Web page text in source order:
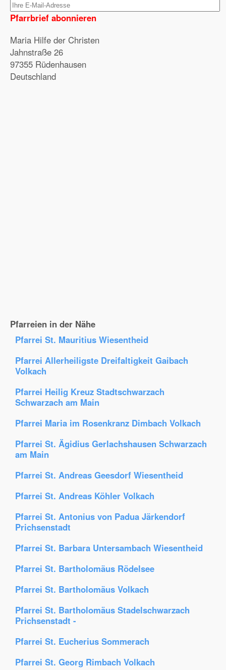
Pfarrbrief abonnieren
Maria Hilfe der Christen
Jahnstraße 26
97355 Rüdenhausen
Deutschland
Pfarreien in der Nähe
Pfarrei St. Mauritius Wiesentheid
Pfarrei Allerheiligste Dreifaltigkeit Gaibach
Volkach
Pfarrei Heilig Kreuz Stadtschwarzach
Schwarzach am Main
Pfarrei Maria im Rosenkranz Dimbach Volkach
Pfarrei St. Ägidius Gerlachshausen Schwarzach
am Main
Pfarrei St. Andreas Geesdorf Wiesentheid
Pfarrei St. Andreas Köhler Volkach
Pfarrei St. Antonius von Padua Järkendorf
Prichsenstadt
Pfarrei St. Barbara Untersambach Wiesentheid
Pfarrei St. Bartholomäus Rödelsee
Pfarrei St. Bartholomäus Volkach
Pfarrei St. Bartholomäus Stadelschwarzach
Prichsenstadt -
Pfarrei St. Eucherius Sommerach
Pfarrei St. Georg Rimbach Volkach